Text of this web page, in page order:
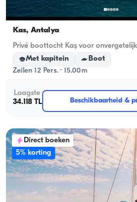
Kas, Antalya
Privé boottocht Kaş voor
Met kapitein
Boot
Zeilen 12 Pers. · 15.00m
Laagste
34.118 TL
Beschikbaarheid &
Direct boeken
5% korting